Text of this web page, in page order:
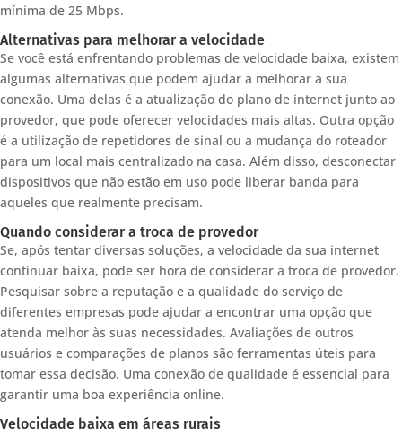
mínima de 25 Mbps.
Alternativas para melhorar a velocidade
Se você está enfrentando problemas de velocidade baixa, existem
algumas alternativas que podem ajudar a melhorar a sua
conexão. Uma delas é a atualização do plano de internet junto ao
provedor, que pode oferecer velocidades mais altas. Outra opção
é a utilização de repetidores de sinal ou a mudança do roteador
para um local mais centralizado na casa. Além disso, desconectar
dispositivos que não estão em uso pode liberar banda para
aqueles que realmente precisam.
Quando considerar a troca de provedor
Se, após tentar diversas soluções, a velocidade da sua internet
continuar baixa, pode ser hora de considerar a troca de provedor.
Pesquisar sobre a reputação e a qualidade do serviço de
diferentes empresas pode ajudar a encontrar uma opção que
atenda melhor às suas necessidades. Avaliações de outros
usuários e comparações de planos são ferramentas úteis para
tomar essa decisão. Uma conexão de qualidade é essencial para
garantir uma boa experiência online.
Velocidade baixa em áreas rurais